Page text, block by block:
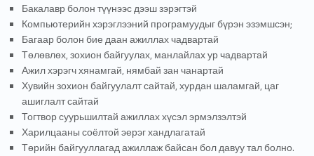
Бакалавр болон түүнээс дээш зэрэгтэй
Компьютерийн хэрэглээний програмуудыг бүрэн эзэмшсэн;
Багаар болон бие даан ажиллах чадвартай
Төлөвлөх, зохион байгуулах, манлайлах ур чадвартай
Ажил хэрэгч хянамгай, нямбай зан чанартай
Хувийн зохион байгуулалт сайтай, хурдан шаламгай, цаг
ашиглалт сайтай
Тогтвор суурьшилтай ажиллах хүсэл эрмэлзэлтэй
Харилцааны соёлтой эерэг хандлагатай
Төрийн байгууллагад ажиллаж байсан бол давуу тал болно.